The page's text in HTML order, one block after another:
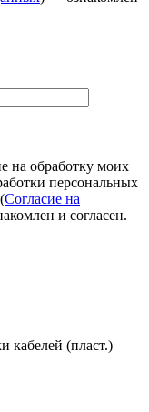
на обработку моих
персональных
Согласие на
и согласен.
кабелей (пласт.)